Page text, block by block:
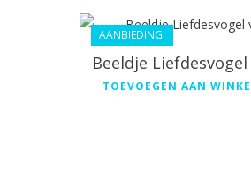
AANBIEDING!
€ 66.11
Beeldje
TOEVOEGEN AAN